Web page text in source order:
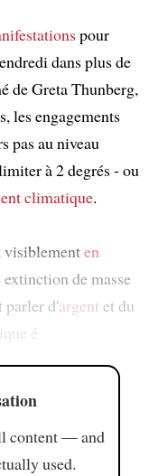
pour
dans plus de
de Greta Thunberg,
les engagements
pas au niveau
à 2 degrés - ou
climatique.
visiblementen
de masse
parler d'argent et du
é
content — and
used.